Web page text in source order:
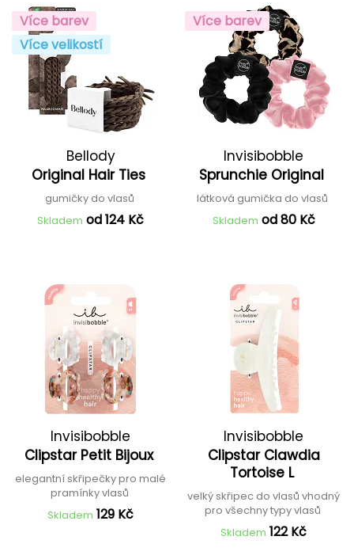
Více barev
Více velikostí
Bellody
Original Hair Ties
gumičky do vlasů
Skladem od 124 Kč
Více barev
Invisibobble
Sprunchie Original
látková gumička do vlasů
Skladem od 80 Kč
Invisibobble
Clipstar Petit Bijoux
elegantní skřipečky pro malé
pramínky vlasů
Skladem 129 Kč
Invisibobble
Clipstar Clawdia
Tortoise L
velký skřipec do vlasů vhodný
pro všechny typy vlasů
Skladem 122 Kč